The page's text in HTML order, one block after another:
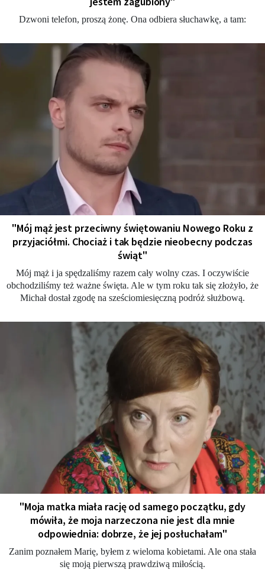
Dzwoni telefon, proszą żonę. Ona odbiera słuchawkę, a tam:
"Mój mąż jest przeciwny świętowaniu Nowego Roku z
przyjaciółmi. Chociaż i tak będzie nieobecny podczas
świąt"
Mój mąż i ja spędzaliśmy razem cały wolny czas. I oczywiście
obchodziliśmy też ważne święta. Ale w tym roku tak się złożyło, że
Michał dostał zgodę na sześciomiesięczną podróż służbową.
"Moja matka miała rację od samego początku, gdy
mówiła, że moja narzeczona nie jest dla mnie
odpowiednia: dobrze, że jej posłuchałam"
Zanim poznałem Marię, byłem z wieloma kobietami. Ale ona stała
się moją pierwszą prawdziwą miłością.